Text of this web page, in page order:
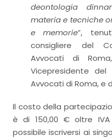
deontologia
materia e tecniche
e memorie”,
consigliere del
Avvocati di
Vicepresidente del
Avvocati di Roma, e
Il costo della
è di 150,00 € oltre IVA
possibile iscriversi ai